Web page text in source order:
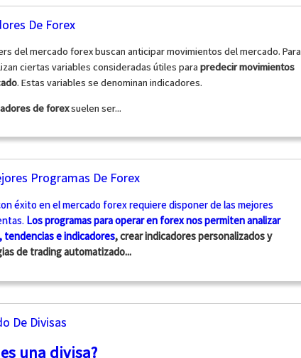
De Forex
del mercado forex buscan anticipar movimientos del mercado. Para
ciertas variables consideradas útiles para predecir movimientos
. Estas variables se denominan indicadores.
de forexsuelen ser...
Programas De Forex
éxito en el mercado forex requiere disponer de las mejores
Los programas para operar en forex nos permiten analizar
tendencias eindicadores, crear indicadores personalizados y
de trading automatizado...
De Divisas
una divisa?